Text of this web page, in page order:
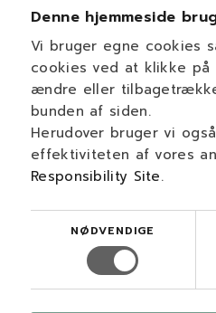
5605 750 43XX
STIHL Fileholder
Startende fra
239,00 kr.
Denne hjemmeside
Vi bruger egne cookies
cookies ved at klikke på
ændre eller
bunden af siden.
Herudover bruger vi
effektiviteten af vores
Responsibility Site.
NØDVENDIGE